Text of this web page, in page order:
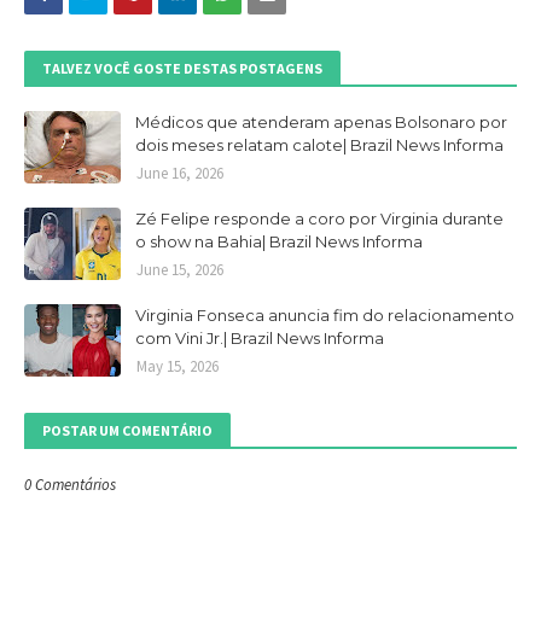
TALVEZ VOCÊ GOSTE DESTAS POSTAGENS
Médicos que atenderam apenas Bolsonaro por
dois meses relatam calote| Brazil News Informa
June 16, 2026
Zé Felipe responde a coro por Virginia durante
o show na Bahia| Brazil News Informa
June 15, 2026
Virginia Fonseca anuncia fim do relacionamento
com Vini Jr.| Brazil News Informa
May 15, 2026
POSTAR UM COMENTÁRIO
0 Comentários